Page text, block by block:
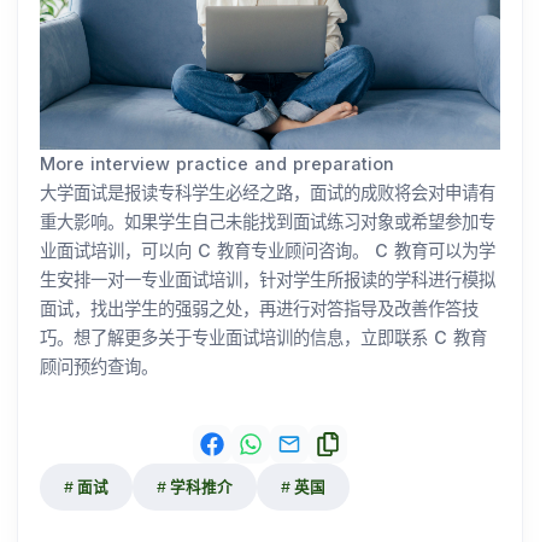
More interview practice and preparation
大学面试是报读专科学生必经之路，面试的成败将会对申请有
重大影响。如果学生自己未能找到面试练习对象或希望参加专
业面试培训，可以向 C 教育专业顾问咨询。 C 教育可以为学
生安排一对一专业面试培训，针对学生所报读的学科进行模拟
面试，找出学生的强弱之处，再进行对答指导及改善作答技
巧。想了解更多关于专业面试培训的信息，立即联系 C 教育
顾问预约查询。
面试 学科推介 英国